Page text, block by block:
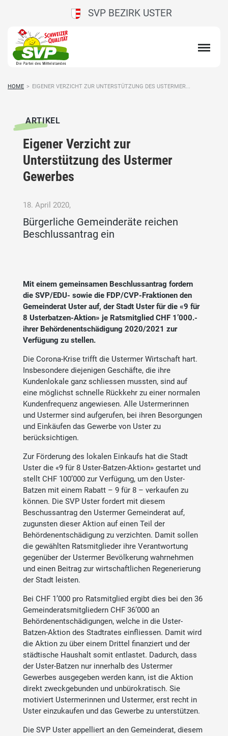
SVP BEZIRK USTER
HOME > EIGENER VERZICHT ZUR UNTERSTÜTZUNG DES USTERMER...
ARTIKEL
Eigener Verzicht zur
Unterstützung des Ustermer
Gewerbes
18. April 2020,
Bürgerliche Gemeinderäte reichen
Beschlussantrag ein
Mit einem gemeinsamen Beschlussantrag fordern
die SVP/EDU- sowie die FDP/CVP-Fraktionen den
Gemeinderat Uster auf, der Stadt Uster für die «9 für
8 Usterbatzen-Aktion» je Ratsmitglied CHF 1’000.-
ihrer Behördenentschädigung 2020/2021 zur
Verfügung zu stellen.
Die Corona-Krise trifft die Ustermer Wirtschaft hart.
Insbesondere diejenigen Geschäfte, die ihre
Kundenlokale ganz schliessen mussten, sind auf
eine möglichst schnelle Rückkehr zu einer normalen
Kundenfrequenz angewiesen. Alle Ustermerinnen
und Ustermer sind aufgerufen, bei ihren Besorgungen
und Einkäufen das Gewerbe von Uster zu
berücksichtigen.
Zur Förderung des lokalen Einkaufs hat die Stadt
Uster die «9 für 8 Uster-Batzen-Aktion» gestartet und
stellt CHF 100’000 zur Verfügung, um den Uster-
Batzen mit einem Rabatt – 9 für 8 – verkaufen zu
können. Die SVP Uster fordert mit diesem
Beschussantrag den Ustermer Gemeinderat auf,
zugunsten dieser Aktion auf einen Teil der
Behördenentschädigung zu verzichten. Damit sollen
die gewählten Ratsmitglieder ihre Verantwortung
gegenüber der Ustermer Bevölkerung wahrnehmen
und einen Beitrag zur wirtschaftlichen Regenerierung
der Stadt leisten.
Bei CHF 1’000 pro Ratsmitglied ergibt dies bei den 36
Gemeinderatsmitgliedern CHF 36’000 an
Behördenentschädigungen, welche in die Uster-
Batzen-Aktion des Stadtrates einfliessen. Damit wird
die Aktion zu über einem Drittel finanziert und der
städtische Haushalt somit entlastet. Dadurch, dass
der Uster-Batzen nur innerhalb des Ustermer
Gewerbes ausgegeben werden kann, ist die Aktion
direkt zweckgebunden und unbürokratisch. Sie
motiviert Ustermerinnen und Ustermer, erst recht in
Uster einzukaufen und das Gewerbe zu unterstützen.
Die SVP Uster appelliert an den Gemeinderat, diesem